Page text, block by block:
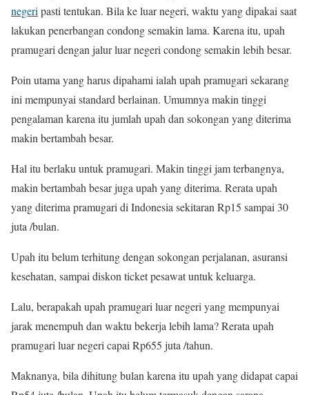
negeri pasti tentukan. Bila ke luar negeri, waktu yang dipakai saat
lakukan penerbangan condong semakin lama. Karena itu, upah
pramugari dengan jalur luar negeri condong semakin lebih besar.
Poin utama yang harus dipahami ialah upah pramugari sekarang
ini mempunyai standard berlainan. Umumnya makin tinggi
pengalaman karena itu jumlah upah dan sokongan yang diterima
makin bertambah besar.
Hal itu berlaku untuk pramugari. Makin tinggi jam terbangnya,
makin bertambah besar juga upah yang diterima. Rerata upah
yang diterima pramugari di Indonesia sekitaran Rp15 sampai 30
juta /bulan.
Upah itu belum terhitung dengan sokongan perjalanan, asuransi
kesehatan, sampai diskon ticket pesawat untuk keluarga.
Lalu, berapakah upah pramugari luar negeri yang mempunyai
jarak menempuh dan waktu bekerja lebih lama? Rerata upah
pramugari luar negeri capai Rp655 juta /tahun.
Maknanya, bila dihitung bulan karena itu upah yang didapat capai